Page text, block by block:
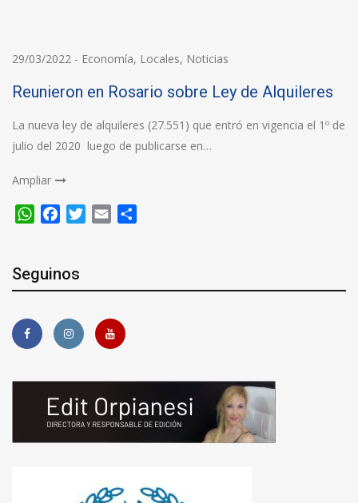
29/03/2022 - Economía, Locales, Noticias
Reunieron en Rosario sobre Ley de Alquileres
La nueva ley de alquileres (27.551) que entró en vigencia el 1º de
julio del 2020 luego de publicarse en…
Ampliar
WhatsApp
FacebookTwitter
Email
Seguinos